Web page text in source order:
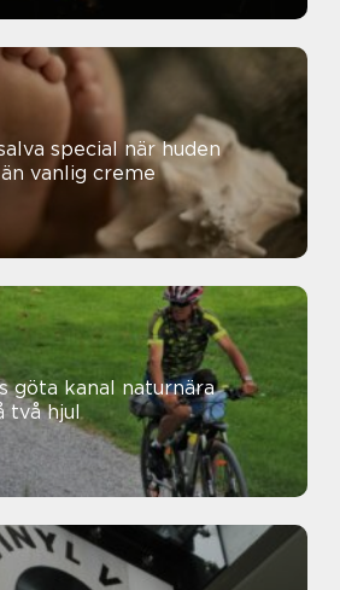
när huden
vanlig creme
kanal naturnära
två hjul